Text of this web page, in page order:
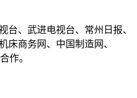
台、武进电视台、常州日报、
床商务网、中国制造网、
作。